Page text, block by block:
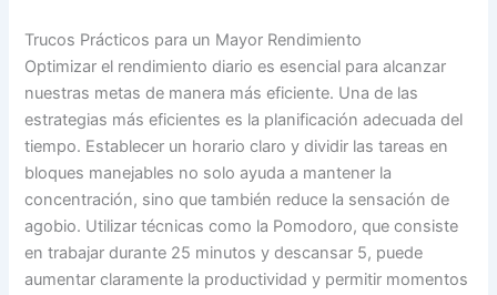
Trucos Prácticos para un Mayor Rendimiento
Optimizar el rendimiento diario es esencial para alcanzar
nuestras metas de manera más eficiente. Una de las
estrategias más eficientes es la planificación adecuada del
tiempo. Establecer un horario claro y dividir las tareas en
bloques manejables no solo ayuda a mantener la
concentración, sino que también reduce la sensación de
agobio. Utilizar técnicas como la Pomodoro, que consiste
en trabajar durante 25 minutos y descansar 5, puede
aumentar claramente la productividad y permitir momentos